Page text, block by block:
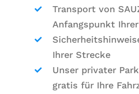
Transport von
Anfangspunkt
Ihrer Strecke
Unser privater
gratis für Ihre